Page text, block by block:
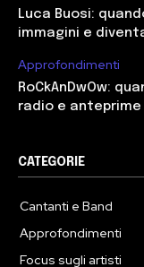
Luca Buosi:
immagini e
Approfondimenti
RoCkAnDwOw:
radio e
CATEGORIE
Cantanti e Band
Approfondimenti
Focus sugli artisti